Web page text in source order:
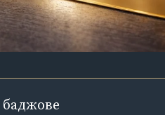
баджове